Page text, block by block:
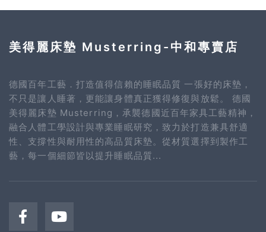
美得麗床墊 Musterring-中和專賣店
德國百年工藝．打造值得信賴的睡眠品質 一張好的床墊，
不只是讓人睡著，更能讓身體真正獲得修復與放鬆。 德國
美得麗床墊 Musterring，承襲德國近百年家具工藝精神，
融合人體工學設計與專業睡眠研究，致力於打造兼具舒適
性、支撐性與耐用性的高品質床墊。從材質選擇到製作工
藝，每一個細節皆以提升睡眠品質...